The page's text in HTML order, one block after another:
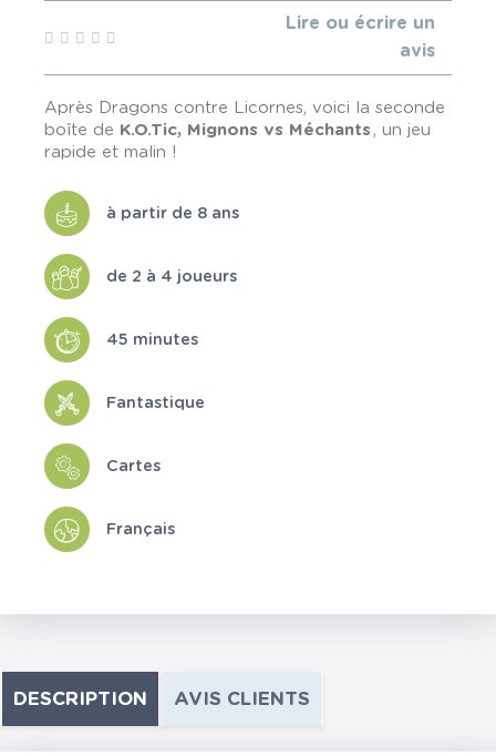
Lire ou écrire un
avis
Après Dragons contre Licornes, voici la seconde
boîte de K.O.Tic, Mignons vs Méchants , un jeu
rapide et malin !
à partir de 8 ans
de 2 à 4 joueurs
45 minutes
Fantastique
Cartes
Français
DESCRIPTION AVIS CLIENTS